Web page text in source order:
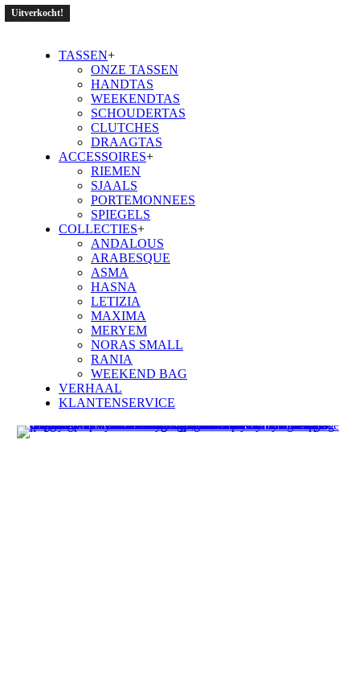
TASSEN+
ONZE TASSEN
HANDTAS
WEEKENDTAS
SCHOUDERTAS
CLUTCHES
DRAAGTAS
ACCESSOIRES+
RIEMEN
SJAALS
PORTEMONNEES
SPIEGELS
COLLECTIES+
ANDALOUS
ARABESQUE
ASMA
HASNA
LETIZIA
MAXIMA
MERYEM
NORAS SMALL
RANIA
WEEKEND BAG
VERHAAL
KLANTENSERVICE
Uitverkocht!